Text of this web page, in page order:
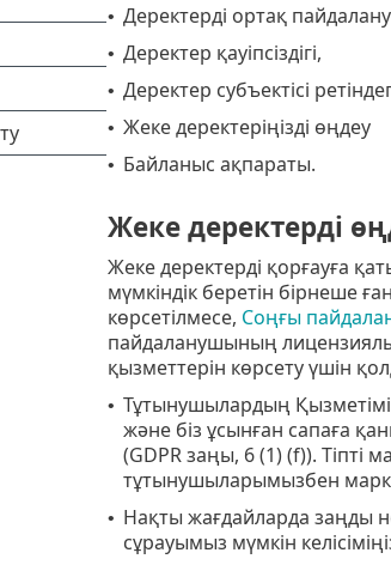
• Деректерді ортақ
• Деректер қауіпсіздігі,
• Деректер субъектісі
• Жеке деректеріңізді өңдеу
• Байланыс ақпараты.
Жеке деректерді
Жеке деректерді қорғауға
мүмкіндік беретін бірнеше
көрсетілмесе, Соңғы
пайдаланушының
қызметтерін көрсету үшін
• Тұтынушылардың
және біз ұсынған сапаға
(GDPR заңы, 6 (1) (f)). Тіпті
тұтынушыларымызбен
• Нақты жағдайларда заңды
сұрауымыз мүмкін